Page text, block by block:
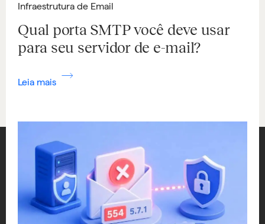
Infraestrutura de Email
Qual porta SMTP você deve usar
para seu servidor de e-mail?
Leia mais